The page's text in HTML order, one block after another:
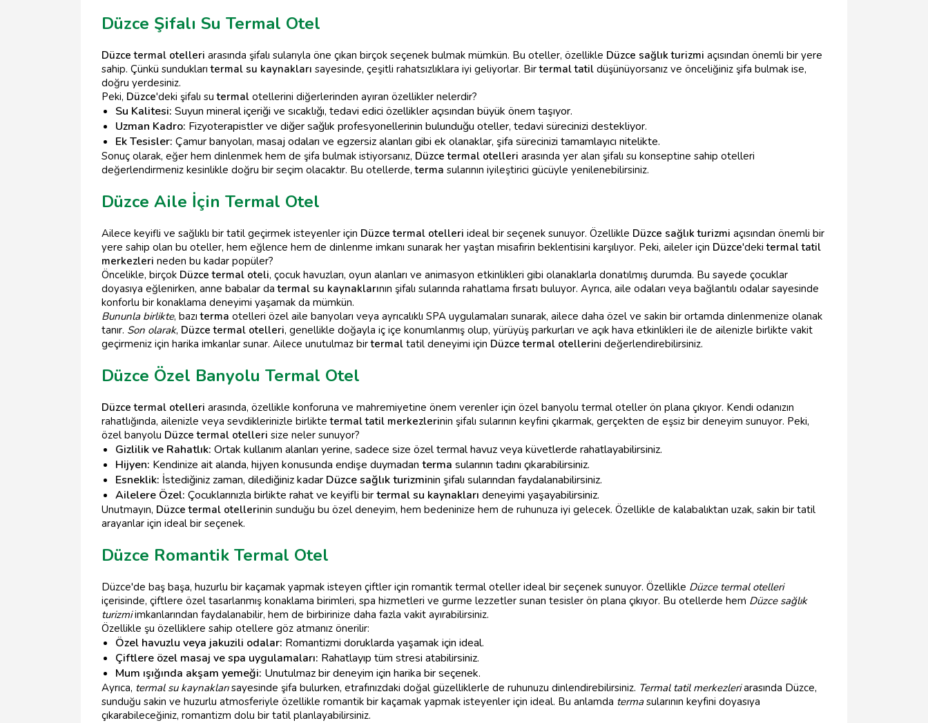
Düzce Şifalı Su Termal Otel
Düzce termal otelleri arasında şifalı sularıyla öne çıkan birçok seçenek bulmak mümkün. Bu oteller, özellikle Düzce sağlık turizmi açısından önemli bir yere
sahip. Çünkü sunduklarıtermal su kaynakları sayesinde, çeşitli rahatsızlıklara iyi geliyorlar. Birtermal tatil düşünüyorsanız ve önceliğiniz şifa bulmak ise,
doğru yerdesiniz.
Peki, Düzce'deki şifalı sutermal otellerini diğerlerinden ayıran özellikler nelerdir?
Su Kalitesi: Suyun mineral içeriği ve sıcaklığı, tedavi edici özellikler açısından büyük önem taşıyor.
Uzman Kadro: Fizyoterapistler ve diğer sağlık profesyonellerinin bulunduğu oteller, tedavi sürecinizi destekliyor.
Ek Tesisler: Çamur banyoları, masaj odaları ve egzersiz alanları gibi ek olanaklar, şifa sürecinizi tamamlayıcı nitelikte.
Sonuç olarak, eğer hem dinlenmek hem de şifa bulmak istiyorsanız, Düzce termal otelleri arasında yer alan şifalı su konseptine sahip otelleri
değerlendirmeniz kesinlikle doğru bir seçim olacaktır. Bu otellerde,terma sularının iyileştirici gücüyle yenilenebilirsiniz.
Düzce Aile İçin Termal Otel
Ailece keyifli ve sağlıklı bir tatil geçirmek isteyenler için Düzce termal otelleri ideal bir seçenek sunuyor. Özellikle Düzce sağlık turizmi açısından önemli bir
yere sahip olan bu oteller, hem eğlence hem de dinlenme imkanı sunarak her yaştan misafirin beklentisini karşılıyor. Peki, aileler için Düzce'dekitermal tatil
merkezleri neden bu kadar popüler?
Öncelikle, birçok Düzce termal oteli, çocuk havuzları, oyun alanları ve animasyon etkinlikleri gibi olanaklarla donatılmış durumda. Bu sayede çocuklar
doyasıya eğlenirken, anne babalar datermal su kaynaklarının şifalı sularında rahatlama fırsatı buluyor. Ayrıca, aile odaları veya bağlantılı odalar sayesinde
konforlu bir konaklama deneyimi yaşamak da mümkün.
Bununla birlikte, bazıterma otelleri özel aile banyoları veya ayrıcalıklı SPA uygulamaları sunarak, ailece daha özel ve sakin bir ortamda dinlenmenize olanak
tanır. Son olarak, Düzce termal otelleri, genellikle doğayla iç içe konumlanmış olup, yürüyüş parkurları ve açık hava etkinlikleri ile de ailenizle birlikte vakit
geçirmeniz için harika imkanlar sunar. Ailece unutulmaz birtermal tatil deneyimi için Düzce termal otellerini değerlendirebilirsiniz.
Düzce Özel Banyolu Termal Otel
Düzce termal otelleri arasında, özellikle konforuna ve mahremiyetine önem verenler için özel banyolu termal oteller ön plana çıkıyor. Kendi odanızın
rahatlığında, ailenizle veya sevdiklerinizle birliktetermal tatil merkezlerinin şifalı sularının keyfini çıkarmak, gerçekten de eşsiz bir deneyim sunuyor. Peki,
özel banyolu Düzce termal otelleri size neler sunuyor?
Gizlilik ve Rahatlık: Ortak kullanım alanları yerine, sadece size özel termal havuz veya küvetlerde rahatlayabilirsiniz.
Hijyen: Kendinize ait alanda, hijyen konusunda endişe duymadan terma sularının tadını çıkarabilirsiniz.
Esneklik: İstediğiniz zaman, dilediğiniz kadar Düzce sağlık turizminin şifalı sularından faydalanabilirsiniz.
Ailelere Özel: Çocuklarınızla birlikte rahat ve keyifli birtermal su kaynakları deneyimi yaşayabilirsiniz.
Unutmayın, Düzce termal otellerinin sunduğu bu özel deneyim, hem bedeninize hem de ruhunuza iyi gelecek. Özellikle de kalabalıktan uzak, sakin bir tatil
arayanlar için ideal bir seçenek.
Düzce Romantik Termal Otel
Düzce'de baş başa, huzurlu bir kaçamak yapmak isteyen çiftler için romantik termal oteller ideal bir seçenek sunuyor. Özellikle Düzce termal otelleri
içerisinde, çiftlere özel tasarlanmış konaklama birimleri, spa hizmetleri ve gurme lezzetler sunan tesisler ön plana çıkıyor. Bu otellerde hem Düzce sağlık
turizmiimkanlarından faydalanabilir, hem de birbirinize daha fazla vakit ayırabilirsiniz.
Özellikle şu özelliklere sahip otellere göz atmanız önerilir:
Özel havuzlu veya jakuzili odalar: Romantizmi doruklarda yaşamak için ideal.
Çiftlere özel masaj ve spa uygulamaları: Rahatlayıp tüm stresi atabilirsiniz.
Mum ışığında akşam yemeği: Unutulmaz bir deneyim için harika bir seçenek.
Ayrıca, termal su kaynaklarısayesinde şifa bulurken, etrafınızdaki doğal güzelliklerle de ruhunuzu dinlendirebilirsiniz. Termal tatil merkezleriarasında Düzce,
sunduğu sakin ve huzurlu atmosferiyle özellikle romantik bir kaçamak yapmak isteyenler için ideal. Bu anlamda termasularının keyfini doyasıya
çıkarabileceğiniz, romantizm dolu bir tatil planlayabilirsiniz.